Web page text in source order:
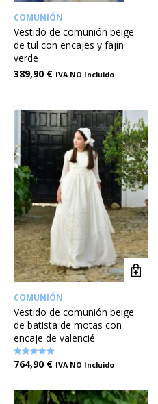
COMUNIÓN
Vestido de comunión beige
de tul con encajes y fajín
verde
389,90 € IVA NO Incluido
COMUNIÓN
Vestido de comunión beige
de batista de motas con
encaje de valencié
Valorado en
5.00
764,90 € IVA NO Incluido